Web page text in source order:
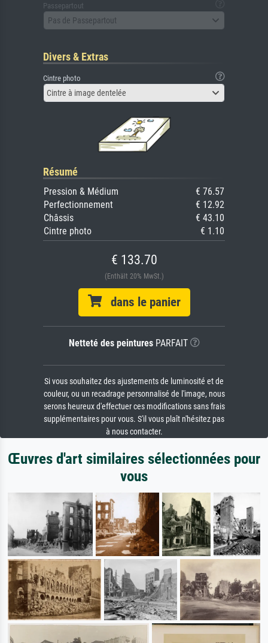
Passepartout
Pas de Passepartout
Divers & Extras
Cintre photo
Cintre à image dentelée
Résumé
Pression & Médium
€ 76.57
Perfectionnement
€ 12.92
Châssis
€ 43.10
Cintre photo
€ 1.10
€ 133.70
(Enthält 20% MwSt.)
dans le panier
Netteté des peinturesPARFAIT
Si vous souhaitez des ajustements de luminosité et de
couleur, ou un recadrage personnalisé de l'image, nous
serons heureux d'effectuer ces modifications sans frais
supplémentaires pour vous. S'il vous plaît n'hésitez pas
à nous contacter.
Œuvres d'art similaires sélectionnées pour
vous